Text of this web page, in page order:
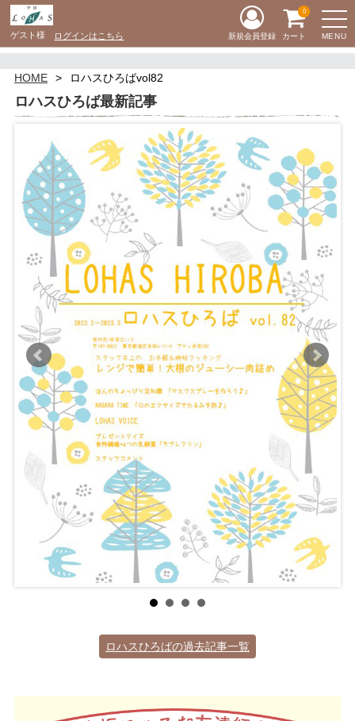
ゲスト様 ログインはこちら MENU
新規会員登録 カート
0
HOME ロハスひろばvol82
ロハスひろば最新記事
ロハスひろばの過去記事一覧